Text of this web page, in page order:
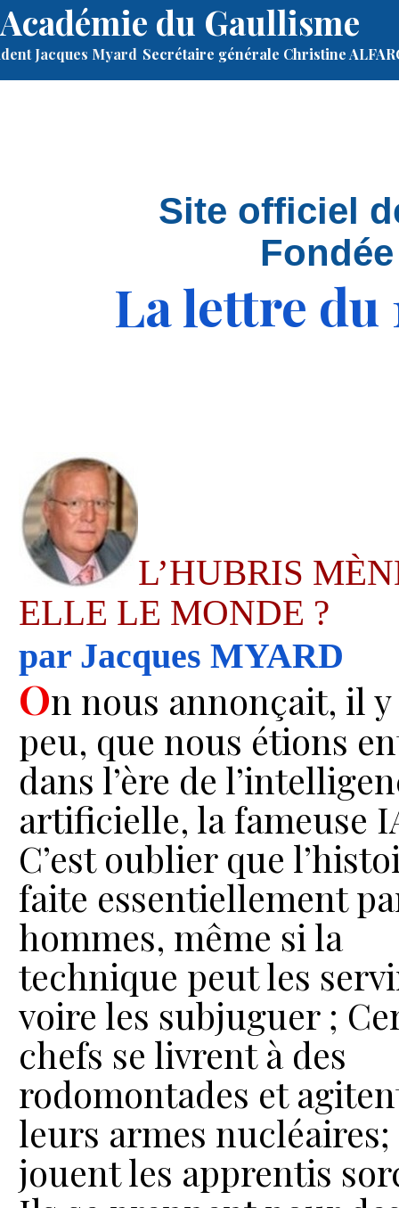
Académie du Gaullisme
Jacques Myard Secrétaire générale Christine
Site officiel
La lettre du
L’HUBRIS
ELLE LE MONDE ?
par Jacques MYARD
On nous annonçait, il y
peu, que nous étions
dans l’ère de
artificielle, la fameuse
C’est oublier que
faite essentiellement
hommes, même si la
technique peut les
voire les subjuguer ;
chefs se livrent à des
rodomontades et
leurs armes
jouent les apprentis